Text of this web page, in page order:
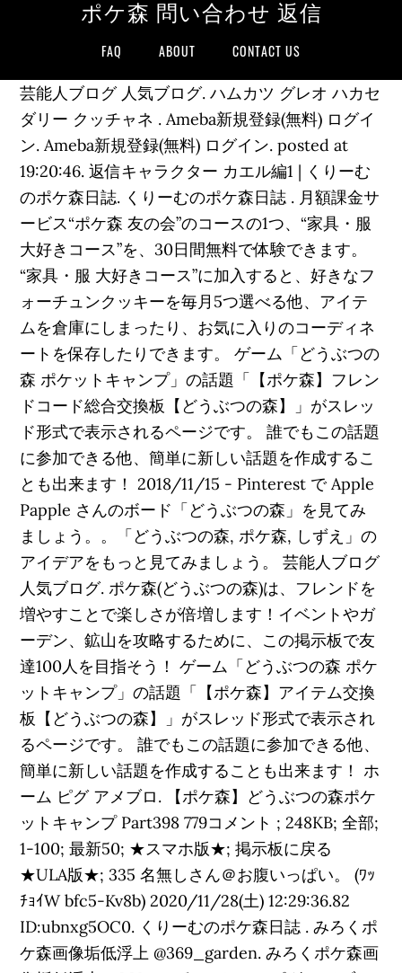
ポケ森 問い合わせ 返信
FAQ ABOUT CONTACT US
芸能人ブログ 人気ブログ. ハムカツ グレオ ハカセ
ダリー クッチャネ . Ameba新規登録(無料) ログイ
ン. Ameba新規登録(無料) ログイン. posted at
19:20:46. 返信キャラクター カエル編1 | くりーむ
のポケ森日誌. くりーむのポケ森日誌 . 月額課金サ
ービス“ポケ森 友の会”のコースの1つ、“家具・服
大好きコース”を、30日間無料で体験できます。
“家具・服 大好きコース”に加入すると、好きなフ
ォーチュンクッキーを毎月5つ選べる他、アイテ
ムを倉庫にしまったり、お気に入りのコーディネ
ートを保存したりできます。 ゲーム「どうぶつの
森 ポケットキャンプ」の話題「【ポケ森】フレン
ドコード総合交換板【どうぶつの森】」がスレッ
ド形式で表示されるページです。 誰でもこの話題
に参加できる他、簡単に新しい話題を作成するこ
とも出来ます！ 2018/11/15 - Pinterest で Apple
Papple さんのボード「どうぶつの森」を見てみ
ましょう。。「どうぶつの森, ポケ森, しずえ」の
アイデアをもっと見てみましょう。 芸能人ブログ
人気ブログ. ポケ森(どうぶつの森)は、フレンドを
増やすことで楽しさが倍増します！イベントやガ
ーデン、鉱山を攻略するために、この掲示板で友
達100人を目指そう！ ゲーム「どうぶつの森 ポケ
ットキャンプ」の話題「【ポケ森】アイテム交換
板【どうぶつの森】」がスレッド形式で表示され
るページです。 誰でもこの話題に参加できる他、
簡単に新しい話題を作成することも出来ます！ ホ
ーム ピグ アメブロ. 【ポケ森】どうぶつの森ポケ
ットキャンプ Part398 779コメント ; 248KB; 全部;
1-100; 最新50; ★スマホ版★; 掲示板に戻る
★ULA版★; 335 名無しさん＠お腹いっぱい。 (ﾜｯ
ﾁｮｲW bfc5-Kv8b) 2020/11/28(土) 12:29:36.82
ID:ubnxg5OC0. くりーむのポケ森日誌 . みろくポ
ケ森画像垢低浮上 @369_garden. みろくポケ森画